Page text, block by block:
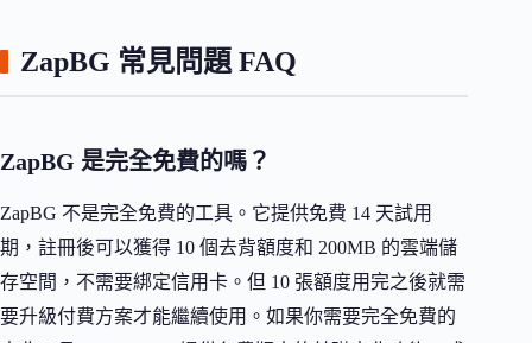
ZapBG 常見問題 FAQ
ZapBG 是完全免費的嗎？
ZapBG 不是完全免費的工具。它提供免費 14 天試用
期，註冊後可以獲得 10 個去背額度和 200MB 的雲端儲
存空間，不需要綁定信用卡。但 10 張額度用完之後就需
要升級付費方案才能繼續使用。如果你需要完全免費的